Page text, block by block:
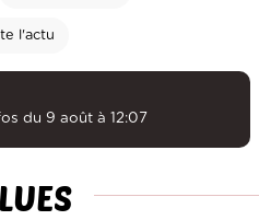
l'actu
du 9 août à 12:07